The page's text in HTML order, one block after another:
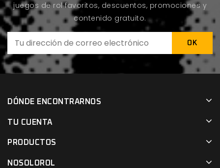
juegos de rol favoritos, descuentos, promociones y
contenido gratuito.
DÓNDE ENCONTRARNOS
TU CUENTA
PRODUCTOS
NOSOLOROL